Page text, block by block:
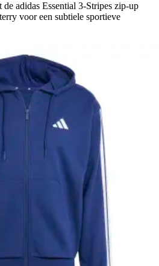
adidas Essential 3-Stripes zip-up
voor een subtiele sportieve